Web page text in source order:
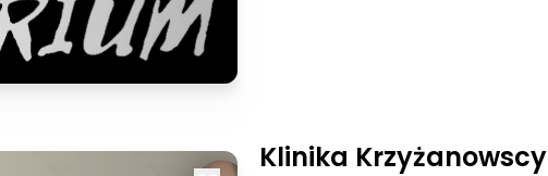
Klinika Krzyżanowscy